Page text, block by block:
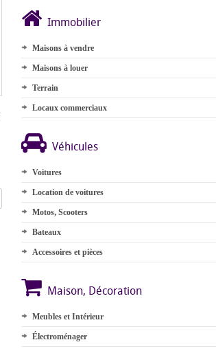
Immobilier
Maisons à vendre
Maisons à louer
Terrain
Locaux commerciaux
Véhicules
Voitures
Location de voitures
Motos, Scooters
Bateaux
Accessoires et pièces
Maison, Décoration
Meubles et Intérieur
Électroménager